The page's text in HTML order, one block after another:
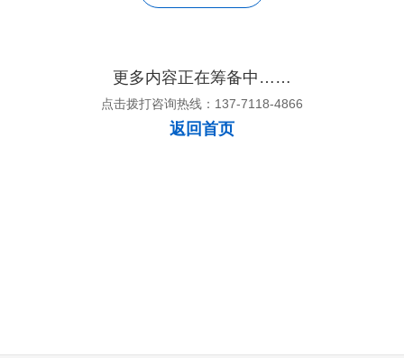
更多内容正在筹备中……
点击拨打咨询热线：137-7118-4866
返回首页